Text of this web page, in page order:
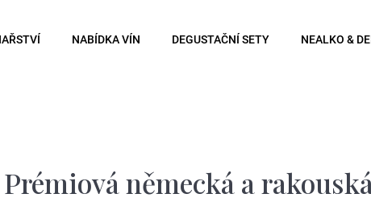
NABÍDKA VÍN DEGUSTAČNÍ SETY NEALKO &
Prémiová německá a